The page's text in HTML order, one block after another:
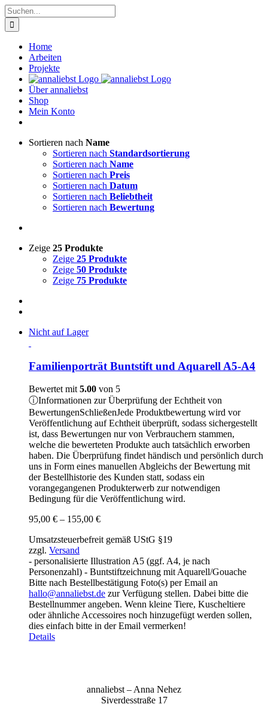
Zum
Inhalt
springen
Suche
nach:
Home
Arbeiten
Projekte
Über annaliebst
Shop
Mein Konto
Sortieren nach Name
Sortieren nach Standardsortierung
Sortieren nach Name
Sortieren nach Preis
Sortieren nach Datum
Sortieren nach Beliebtheit
Sortieren nach Bewertung
Zeige 25 Produkte
Zeige 25 Produkte
Zeige 50 Produkte
Zeige 75 Produkte
Nicht auf Lager
Familienporträt Buntstift und Aquarell A5-A4
Bewertet mit5.00 von 5
ⓘInformationen zur Überprüfung der Echtheit von
BewertungenSchließenJede Produktbewertung wird vor
Veröffentlichung auf Echtheit überprüft, sodass sichergestellt
ist, dass Bewertungen nur von Verbrauchern stammen,
welche die bewerteten Produkte auch tatsächlich erworben
haben. Die Überprüfung findet händisch und persönlich durch
uns in Form eines manuellen Abgleichs der Bewertung mit
der Bestellhistorie des Kunden statt, sodass ein
vorangegangenen Produkterwerb zur notwendigen
Bedingung für die Veröffentlichung wird.
95,00 € – 155,00 €Preisspanne:
bis
Umsatzsteuerbefreit gemäß UStG §19
zzgl. Versand
- personalisierte Illustration A5 (ggf. A4, je nach
Personenzahl) - Buntstiftzeichnung mit Aquarell/Gouache
Bitte nach Bestellbestätigung Foto(s) per Email an
hallo@annaliebst.de zur Verfügung stellen. Dabei bitte die
Bestellnummer angeben. Wenn kleine Tiere, Kuscheltiere
oder ähnliche Accessoires noch hinzugefügt werden sollen,
dies einfach bitte in der Email vermerken!
Details
anna­liebst – Anna Nehez
Sive­r­des­stra­ße 17